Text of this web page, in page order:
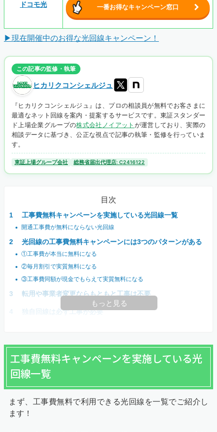
ドコモ光 一番お得なキャンペーン窓口
▶現在開催中のお得な光回線キャンペーン！
この記事の監修・執筆
ヒカリクコンシェルジュ
『ヒカリクコンシェルジュ』は、プロの相談員が無料でお客さまに
最適なネット回線を案内・提案するサービスです。東証スタンダー
ド上場企業グループの株式会社ノイアット が運営しており、実際の
相談データに基づき、公正な視点で記事の執筆・監修を行っていま
す。
東証上場グループ会社 総務省届出代理店: C2416122
目次
工事費無料キャンペーンを実施している光回線一覧
開通工事費が無料にならない光回線
光回線の工事費無料キャンペーンには3つのパターンがある
①工事費が本当に無料になる
②毎月割引で実質無料になる
③工事費同額が現金でもらえて実質無料になる
転用や事業者変更ならもともと工事は不要
独自回線は必ず工事が必要
もっと見る
工事費無料キャンペーンを実施している光
回線一覧
まず、工事費無料で利用できる光回線を一覧でご紹介し
ます！